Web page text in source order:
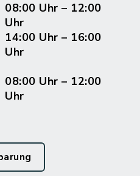
08:00 Uhr – 12:00
Uhr
14:00 Uhr – 16:00
Uhr
08:00 Uhr – 12:00
Uhr